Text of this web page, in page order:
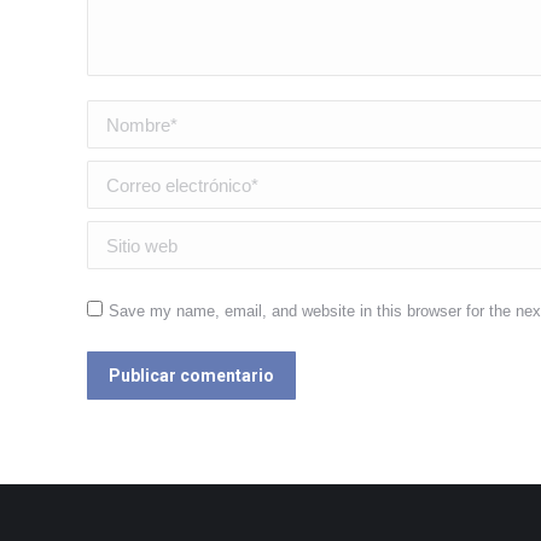
Nombre *
Correo electrónico *
Sitio web
Save my name, email, and website in this browser for the
Publicar comentario